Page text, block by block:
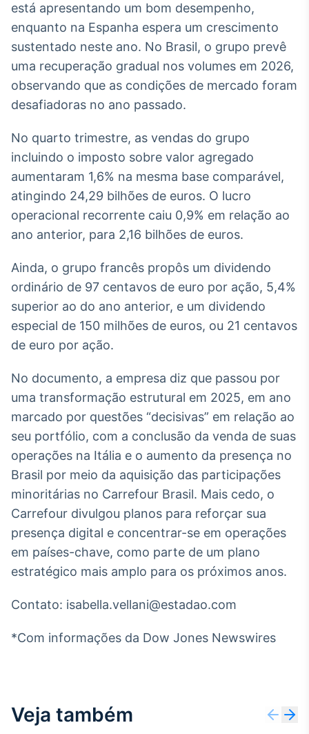
integração de
conteúdos e
Broadcast
Ticker
Cotações e
Broadcast
Componentes
para conteúdos e
funcionalidades
Broadcast
Wallboard
Conteúdos e
dados para
displays e telas
Broadcast
Curadoria
Curadoria de
noticiosos
Soluções de
Tecnologia
Broadcast
Monitoramento
inteligente de
notícias e
Fundos
plataforma para
está apresentando um bom desempenho,
enquanto na Espanha espera um crescimento
sustentado neste ano. No Brasil, o grupo prevê
uma recuperação gradual nos volumes em 2026,
observando que as condições de mercado foram
desafiadoras no ano passado.
No quarto trimestre, as vendas do grupo
incluindo o imposto sobre valor agregado
aumentaram 1,6% na mesma base comparável,
atingindo 24,29 bilhões de euros. O lucro
operacional recorrente caiu 0,9% em relação ao
ano anterior, para 2,16 bilhões de euros.
Ainda, o grupo francês propôs um dividendo
ordinário de 97 centavos de euro por ação, 5,4%
superior ao do ano anterior, e um dividendo
especial de 150 milhões de euros, ou 21 centavos
de euro por ação.
No documento, a empresa diz que passou por
uma transformação estrutural em 2025, em ano
marcado por questões “decisivas” em relação ao
seu portfólio, com a conclusão da venda de suas
operações na Itália e o aumento da presença no
Brasil por meio da aquisição das participações
minoritárias no Carrefour Brasil. Mais cedo, o
Carrefour divulgou planos para reforçar sua
presença digital e concentrar-se em operações
em países-chave, como parte de um plano
estratégico mais amplo para os próximos anos.
Contato: isabella.vellani@estadao.com
*Com informações da Dow Jones Newswires
Veja também